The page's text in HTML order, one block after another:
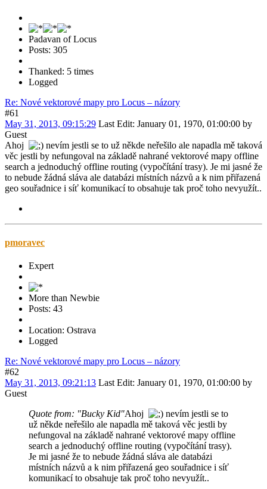
Padavan of Locus
Posts: 305
Thanked: 5 times
Logged
Re: Nové vektorové mapy pro Locus – názory
#61
May 31, 2013, 09:15:29 Last Edit: January 01, 1970, 01:00:00 by
Guest
Ahoj
nevím jestli se to už někde neřešilo ale napadla mě taková
věc jestli by nefungoval na základě nahrané vektorové mapy offline
search a jednoduchý offline routing (vypočítání trasy). Je mi jasné že
to nebude žádná sláva ale databázi místních názvů a k nim přiřazená
geo souřadnice i síť komunikací to obsahuje tak proč toho nevyužít..
pmoravec
Expert
More than Newbie
Posts: 43
Location: Ostrava
Logged
Re: Nové vektorové mapy pro Locus – názory
#62
May 31, 2013, 09:21:13 Last Edit: January 01, 1970, 01:00:00 by
Guest
Quote from: "Bucky Kid"Ahoj
nevím jestli se to
už někde neřešilo ale napadla mě taková věc jestli by
nefungoval na základě nahrané vektorové mapy offline
search a jednoduchý offline routing (vypočítání trasy).
Je mi jasné že to nebude žádná sláva ale databázi
místních názvů a k nim přiřazená geo souřadnice i síť
komunikací to obsahuje tak proč toho nevyužít..